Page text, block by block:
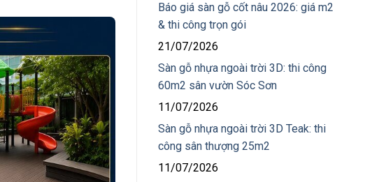
Báo giá sàn gỗ cốt nâu 2026: giá m2
& thi công trọn gói
21/07/2026
Sàn gỗ nhựa ngoài trời 3D: thi công
60m2 sân vườn Sóc Sơn
11/07/2026
Sàn gỗ nhựa ngoài trời 3D Teak: thi
công sân thượng 25m2
11/07/2026